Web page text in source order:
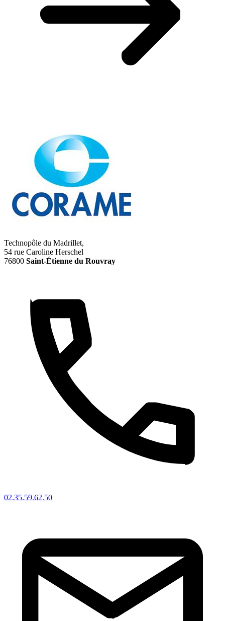
Technopôle du Madrillet,
54 rue Caroline Herschel
76800 Saint-Étienne du Rouvray
02.35.59.62.50